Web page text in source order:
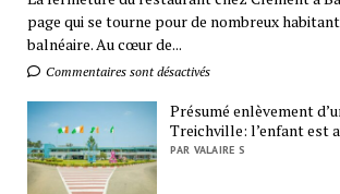
page qui se tourne pour de nombreux
balnéaire. Au cœur de...
Commentaires sont désactivés
Présumé enlèvement
Treichville: l’enfant est
PAR VALAIRE S